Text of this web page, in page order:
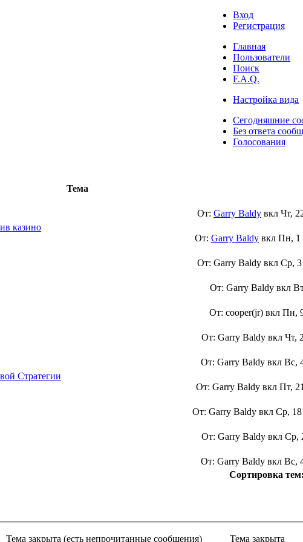
Вход
Регистрация
Главная
Пользователи
Поиск
F.A.Q.
Настройка вида
Сегодняшние
Без ответа
Голосования
Тема
От: Garry Baldy вкл Чт,
казино
От: Garry Baldy вкл Пн, 1
От: Garry Baldy вкл Ср, 3
От: Garry Baldy вкл
От: cooper(jr) вкл Пн,
От: Garry Baldy вкл Чт,
От: Garry Baldy вкл Вс,
Стратегии
От: Garry Baldy вкл Пт,
От: Garry Baldy вкл Ср, 18
От: Garry Baldy вкл Ср,
От: Garry Baldy вкл Вс,
Сортировка тем:
Тема закрыта (есть непрочитанные сообщения) Тема закрыта